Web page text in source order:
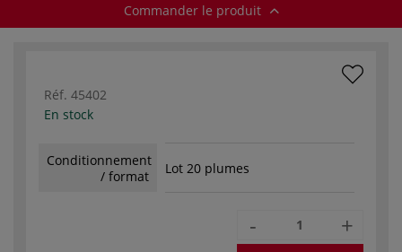
Commander le produit
Réf. 45402
En stock
Conditionnement
/ format
Lot 20 plumes
- +